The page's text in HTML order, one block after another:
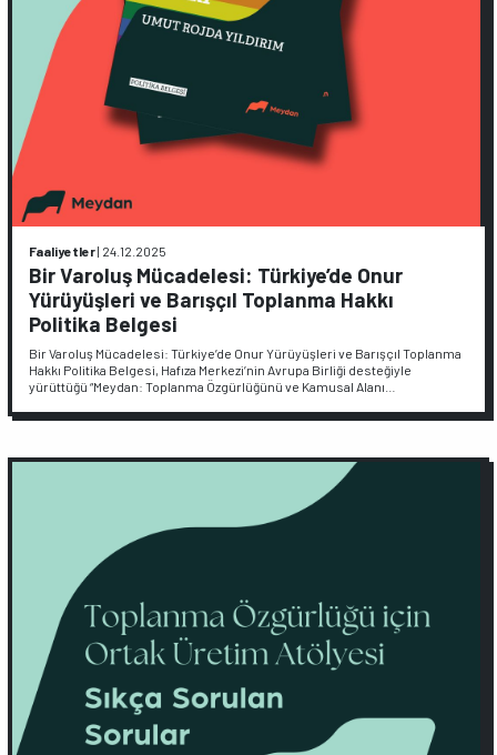
Faaliyetler| 24.12.2025
Bir Varoluş Mücadelesi: Türkiye’de Onur
Yürüyüşleri ve Barışçıl Toplanma Hakkı
Politika Belgesi
Bir Varoluş Mücadelesi: Türkiye’de Onur Yürüyüşleri ve Barışçıl Toplanma
Hakkı Politika Belgesi, Hafıza Merkezi’nin Avrupa Birliği desteğiyle
yürüttüğü “Meydan: Toplanma Özgürlüğünü ve Kamusal Alanı…